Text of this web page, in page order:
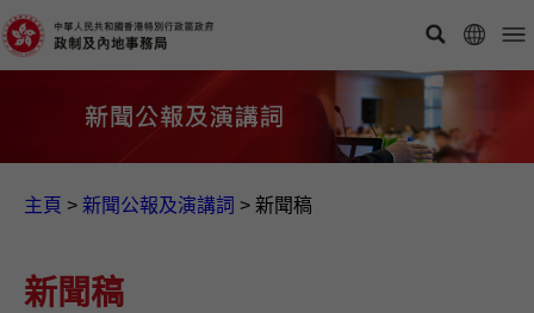
主頁 > 新聞公報及演講詞 > 新聞稿
新聞稿